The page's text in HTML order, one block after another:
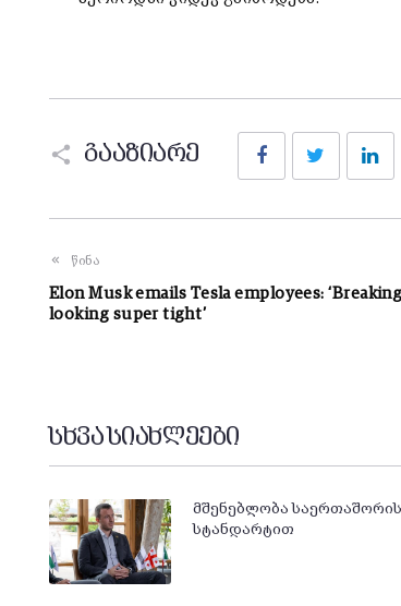
გააზიარე
FacebookTwitter
წინა
Elon Musk emails Tesla employees:
looking super tight’
სხვა სიახლეები
მშენებლობა
სტანდარტით